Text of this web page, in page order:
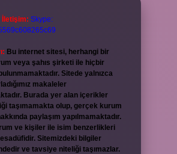
İletişim: Skype:
Bu internet sitesi, herhangi bir
veya şahıs şirketi ile hiçbir
Sitede yalnızca
makaleler
Burada yer alan içerikler
taşımamakta olup, gerçek kurum
paylaşım yapılmamaktadır.
ve kişiler ile isim benzerlikleri
Sitemizdeki bilgiler
ve tavsiye niteliği taşımazlar.